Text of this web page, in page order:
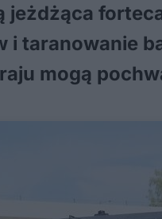
jeżdżąca
i taranowanie
mogą